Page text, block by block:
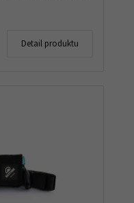
Detail produktu